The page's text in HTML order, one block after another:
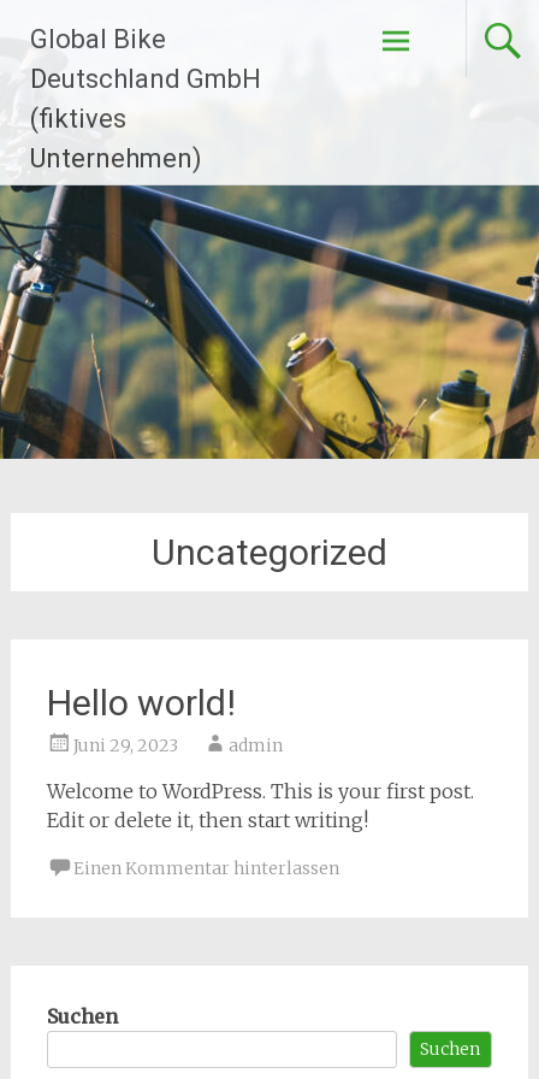
Inhalt
springen
Global Bike
Deutschland GmbH
(fiktives
Unternehmen)
Uncategorized
Hello world!
Juni 29, 2023 admin
Welcome to WordPress. This is your first post.
Edit or delete it, then start writing!
Einen Kommentar hinterlassen
Suchen
Suchen